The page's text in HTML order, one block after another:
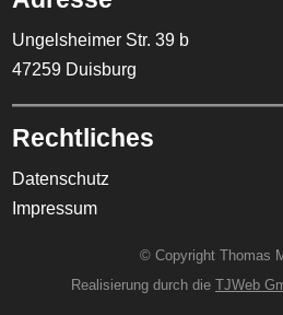
Ungelsheimer Str. 39 b
47259 Duisburg
Rechtliches
Datenschutz
Impressum
© Copyright Thomas
Realisierung durch die TJWeb